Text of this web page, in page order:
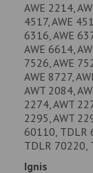
AWE 2214,
4517, AWE
6316, AWE
AWE 6614,
7526, AWE
AWE 8727,
AWT 2084,
2274, AWT
2295, AWT
60110, TDLR
TDLR 70220,
Ignis